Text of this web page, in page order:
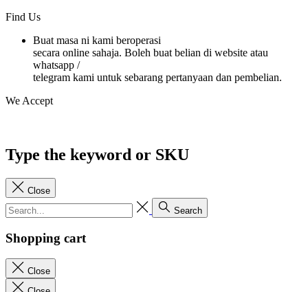
Find Us
Buat masa ni kami beroperasi
secara online sahaja. Boleh buat belian di website atau
whatsapp /
telegram kami untuk sebarang pertanyaan dan pembelian.
We Accept
Type the keyword or SKU
Close
Search
Shopping cart
Close